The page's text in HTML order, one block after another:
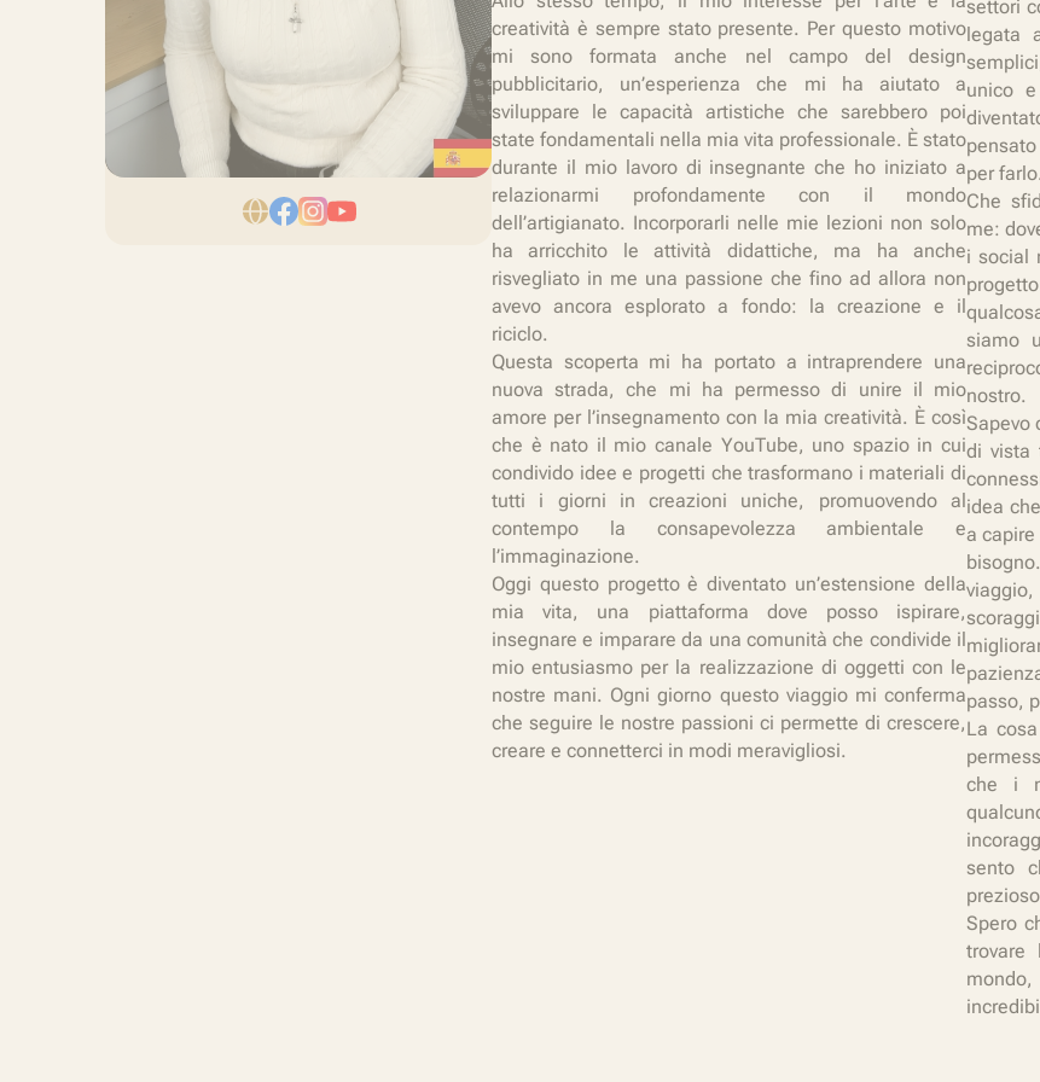
creatività è sempre stato presente. Per questo motivo
mi sono formata anche nel campo del design
pubblicitario, un’esperienza che mi ha aiutato a
sviluppare le capacità artistiche che sarebbero poi
state fondamentali nella mia vita professionale. È stato
durante il mio lavoro di insegnante che ho iniziato a
relazionarmi profondamente con il mondo
dell’artigianato. Incorporarli nelle mie lezioni non solo
ha arricchito le attività didattiche, ma ha anche
risvegliato in me una passione che fino ad allora non
avevo ancora esplorato a fondo: la creazione e il
riciclo.
Questa scoperta mi ha portato a intraprendere una
nuova strada, che mi ha permesso di unire il mio
amore per l’insegnamento con la mia creatività. È così
che è nato il mio canale YouTube, uno spazio in cui
condivido idee e progetti che trasformano i materiali di
tutti i giorni in creazioni uniche, promuovendo al
contempo la consapevolezza ambientale e
l’immaginazione.
Oggi questo progetto è diventato un’estensione della
mia vita, una piattaforma dove posso ispirare,
insegnare e imparare da una comunità che condivide il
mio entusiasmo per la realizzazione di oggetti con le
nostre mani. Ogni giorno questo viaggio mi conferma
che seguire le nostre passioni ci permette di crescere,
creare e connetterci in modi meravigliosi.
settori
legata
unico
per farlo.
Che
me:
i social
siamo
nostro.
Sapevo
di vista
idea
a
passo,
La
che i
sento
Spero
trovare